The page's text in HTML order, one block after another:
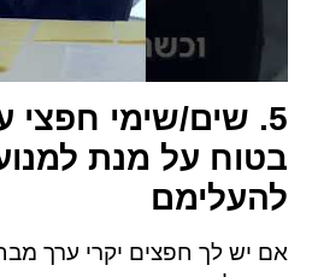
5. שים/שימי חפצי
בטוח על מנת
להעלימם
אם יש לך חפצים יקרי ערך